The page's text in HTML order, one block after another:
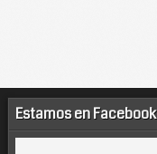
Estamos en Facebook